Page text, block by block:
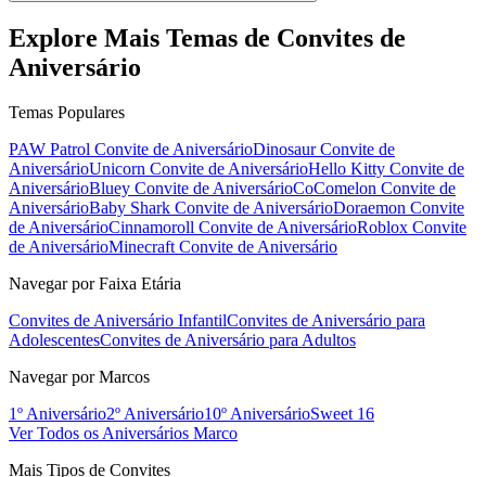
Explore Mais Temas de Convites de
Aniversário
Temas Populares
PAW Patrol Convite de AniversárioDinosaur Convite de
AniversárioUnicorn Convite de AniversárioHello Kitty Convite de
AniversárioBluey Convite de AniversárioCoComelon Convite de
AniversárioBaby Shark Convite de AniversárioDoraemon Convite
de AniversárioCinnamoroll Convite de AniversárioRoblox Convite
de AniversárioMinecraft Convite de Aniversário
Navegar por Faixa Etária
Convites de Aniversário InfantilConvites de Aniversário para
AdolescentesConvites de Aniversário para Adultos
Navegar por Marcos
1º Aniversário2º Aniversário10º AniversárioSweet 16
Ver Todos os Aniversários Marco
Mais Tipos de Convites